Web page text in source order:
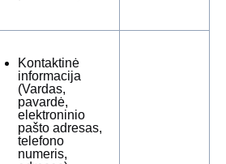
Kontaktinė
informacija
(Vardas,
pavardė,
elektroninio
pašto adresas,
telefono
numeris,